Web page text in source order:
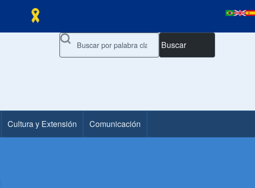
Buscar
Cultura y Extensión Comunicación